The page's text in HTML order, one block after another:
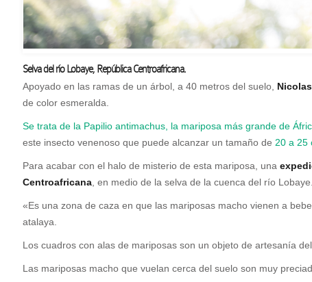
Selva del río Lobaye, República Centroafricana.
Apoyado en las ramas de un árbol, a 40 metros del suelo,
de color esmeralda.
Se trata de la Papilio antimachus, la mariposa más grande de
este insecto venenoso que puede alcanzar un tamaño de 20 a 25
Para acabar con el halo de misterio de esta mariposa, una
Centroafricana , en medio de la selva de la cuenca del río Lobaye.
«Es una zona de caza en que las mariposas macho vienen a
atalaya.
Los cuadros con alas de mariposas son un objeto de artesanía
Las mariposas macho que vuelan cerca del suelo son muy